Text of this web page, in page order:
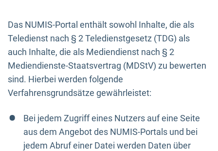
Das NUMIS-Portal enthält sowohl Inhalte, die als
Teledienst nach § 2 Teledienstgesetz (TDG) als
auch Inhalte, die als Mediendienst nach § 2
Mediendienste-Staatsvertrag (MDStV) zu bewerten
sind. Hierbei werden folgende
Verfahrensgrundsätze gewährleistet:
Bei jedem Zugriff eines Nutzers auf eine Seite
aus dem Angebot des NUMIS-Portals und bei
jedem Abruf einer Datei werden Daten über